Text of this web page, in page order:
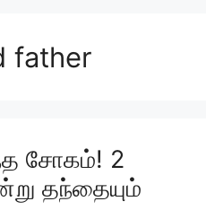
father
சோகம்! 2
தந்தையும்